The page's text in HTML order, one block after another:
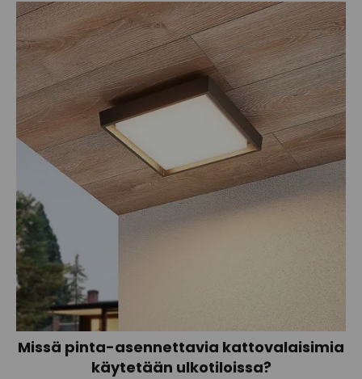
Missä pinta-asennettavia kattovalaisimia
käytetään ulkotiloissa?